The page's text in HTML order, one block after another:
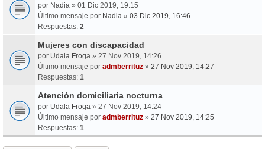
por Nadia » 01 Dic 2019, 19:15
Último mensaje por Nadia » 03 Dic 2019, 16:46
Respuestas: 2
Mujeres con discapacidad
por Udala Froga » 27 Nov 2019, 14:26
Último mensaje por admberrituz » 27 Nov 2019, 14:27
Respuestas: 1
Atención domiciliaria nocturna
por Udala Froga » 27 Nov 2019, 14:24
Último mensaje por admberrituz » 27 Nov 2019, 14:25
Respuestas: 1